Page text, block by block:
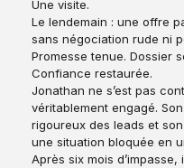
Une visite.
Le lendemain : une offre
sans négociation rude ni
Promesse tenue. Dossier
Confiance restaurée.
Jonathan ne s’est pas
véritablement engagé.
rigoureux des leads et
une situation bloquée en
Après six mois